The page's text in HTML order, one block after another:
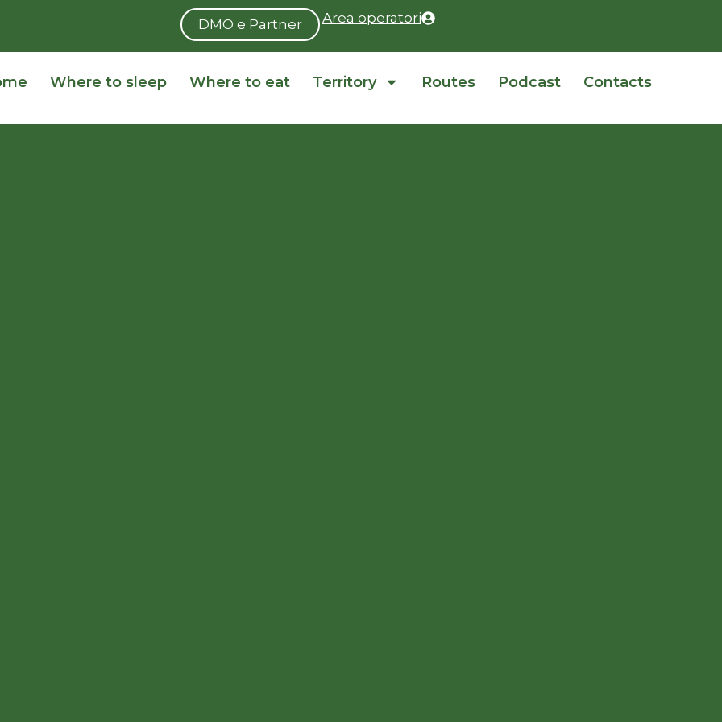
DMO e Partner Area operatori
Where to sleep Where to eat Territory Routes Podcast Contacts